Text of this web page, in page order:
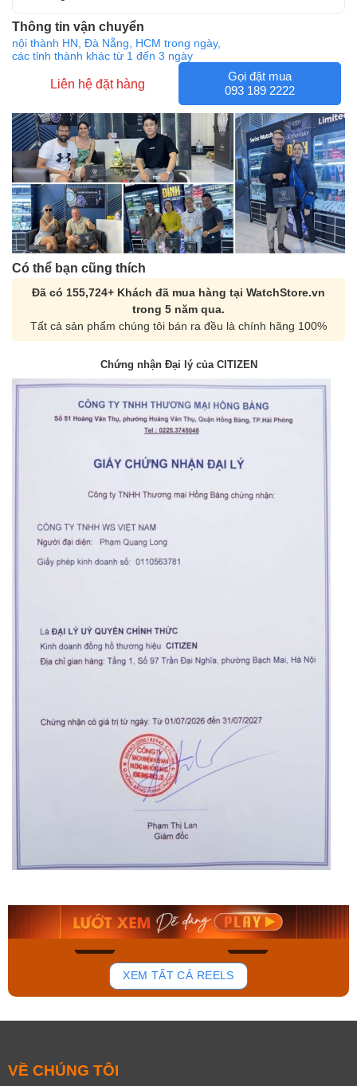
Thông tin vận chuyển
nội thành HN, Đà Nẵng, HCM trong ngày,
các tỉnh thành khác từ 1 đến 3 ngày
Liên hệ đặt hàng
Gọi đặt mua
093 189 2222
Có thể bạn cũng thích
Đã có 155,724+ Khách đã mua hàng tại WatchStore.vn
trong 5 năm qua.
Tất cả sản phẩm chúng tôi bán ra đều là chính hãng 100%
Chứng nhận Đại lý của CITIZEN
154
Orient Nam RA-
Mua ngay
Casio Nam MTS-
Mua ngay
XEM TẤT CẢ REELS
VỀ CHÚNG TÔI